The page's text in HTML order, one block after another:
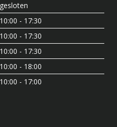
gesloten
10:00 - 17:30
10:00 - 17:30
10:00 - 17:30
10:00 - 18:00
10:00 - 17:00